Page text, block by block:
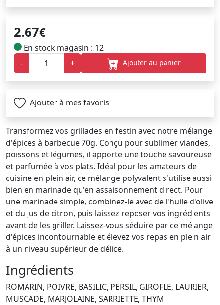
2.67€
En stock magasin : 12
-
+ Ajouter au panier
Ajouter à mes favoris
Transformez vos grillades en festin avec notre mélange
d'épices à barbecue 70g. Conçu pour sublimer viandes,
poissons et légumes, il apporte une touche savoureuse
et parfumée à vos plats. Idéal pour les amateurs de
cuisine en plein air, ce mélange polyvalent s'utilise aussi
bien en marinade qu'en assaisonnement direct. Pour
une marinade simple, combinez-le avec de l'huile d'olive
et du jus de citron, puis laissez reposer vos ingrédients
avant de les griller. Laissez-vous séduire par ce mélange
d'épices incontournable et élevez vos repas en plein air
à un niveau supérieur de délice.
Ingrédients
ROMARIN, POIVRE, BASILIC, PERSIL, GIROFLE, LAURIER,
MUSCADE, MARJOLAINE, SARRIETTE, THYM